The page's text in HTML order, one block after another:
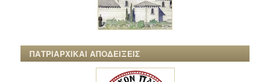
ΠΑΤΡΙΑΡΧΙΚΑΙ ΑΠΟΔΕΙΞΕΙΣ